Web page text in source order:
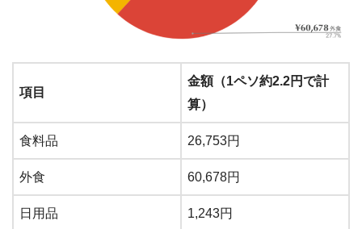
項目
金額（1ペソ約2.2円で計
算）
食料品 26,753円
外食 60,678円
日用品 1,243円